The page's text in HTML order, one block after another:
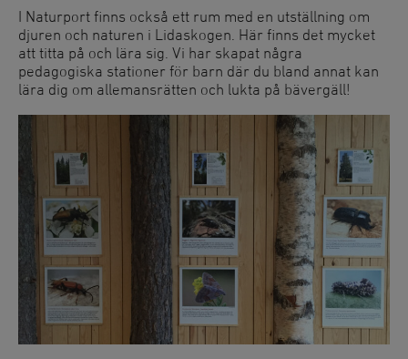
I Naturport finns också ett rum med en utställning om
djuren och naturen i Lidaskogen. Här finns det mycket
att titta på och lära sig. Vi har skapat några
pedagogiska stationer för barn där du bland annat kan
lära dig om allemansrätten och lukta på bävergäll!